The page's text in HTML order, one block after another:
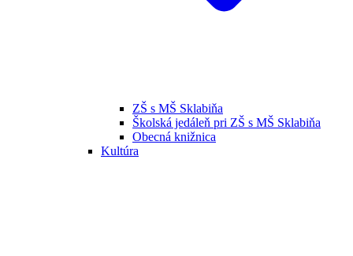
ZŠ s MŠ Sklabiňa
Školská jedáleň pri ZŠ s MŠ Sklabiňa
Obecná knižnica
Kultúra